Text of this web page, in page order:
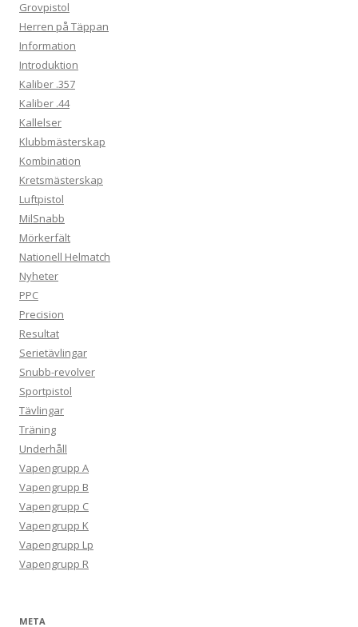
Grovpistol
Herren på Täppan
Information
Introduktion
Kaliber .357
Kaliber .44
Kallelser
Klubbmästerskap
Kombination
Kretsmästerskap
Luftpistol
MilSnabb
Mörkerfält
Nationell Helmatch
Nyheter
PPC
Precision
Resultat
Serietävlingar
Snubb-revolver
Sportpistol
Tävlingar
Träning
Underhåll
Vapengrupp A
Vapengrupp B
Vapengrupp C
Vapengrupp K
Vapengrupp Lp
Vapengrupp R
META